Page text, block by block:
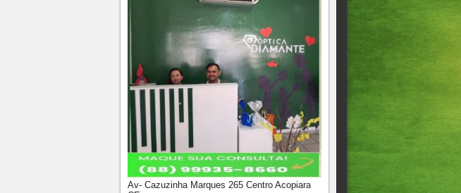
Av- Cazuzinha Marques 265 Centro Acopiara